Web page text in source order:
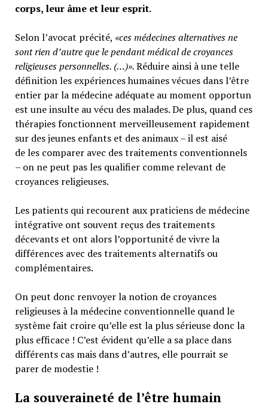
corps, leur âme et leur esprit.
Selon l’avocat précité, «ces médecines alternatives ne
sont rien d’autre que le pendant médical de croyances
religieuses personnelles. (…)».Réduire ainsi à une telle
définition les expériences humaines vécues dans l’être
entier par la médecine adéquate au moment opportun
est une insulte au vécu des malades. De plus, quand ces
thérapies fonctionnent merveilleusement rapidement
sur des jeunes enfants et des animaux – il est aisé
de les comparer avec des traitements conventionnels
– on ne peut pas les qualifier comme relevant de
croyances religieuses.
Les patients qui recourent aux praticiens de médecine
intégrative ont souvent reçus des traitements
décevants et ont alors l’opportunité de vivre la
différences avec des traitements alternatifs ou
complémentaires.
On peut donc renvoyer la notion de croyances
religieuses à la médecine conventionnelle quand le
système fait croire qu’elle est la plus sérieuse donc la
plus efficace ! C’est évident qu’elle a sa place dans
différents cas mais dans d’autres, elle pourrait se
parer de modestie !
La souveraineté de l’être humain